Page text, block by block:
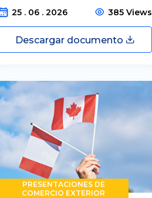
25 . 06 . 2026 385 Views
Descargar documento
PRESENTACIONES DE
COMERCIO EXTERIOR